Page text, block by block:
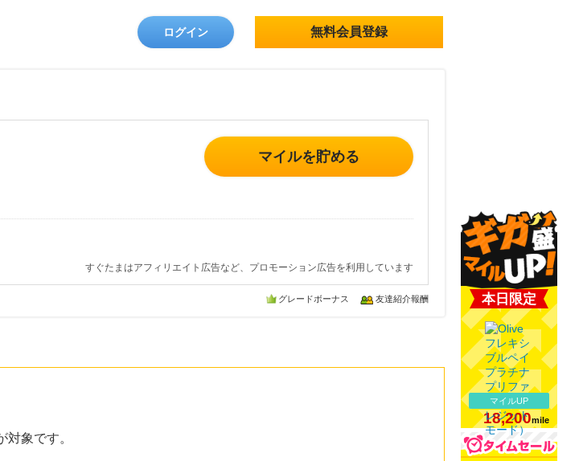
ログイン 無料会員登録
マイルを貯める
すぐたまはアフィリエイト広告など、プロモーション広告を利用しています
グレードボーナス 友達紹介報酬
象です。
本日限定
マイルUP
18,200mile